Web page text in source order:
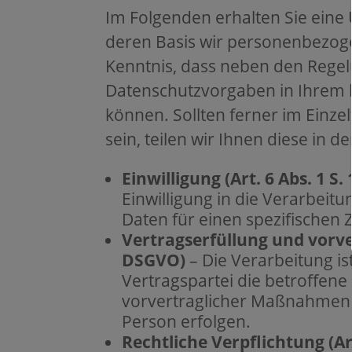
Im Folgenden erhalten Sie
deren Basis wir
Kenntnis, dass neben den
Datenschutzvorgaben in Ihrem
können. Sollten ferner im
sein, teilen wir Ihnen diese in
Einwilligung (Art. 6 Abs. 1 S.
Einwilligung in die
Daten für einen spezifischen
Vertragserfüllung und
DSGVO) – Die Verarbeitung
Vertragspartei die
vorvertraglicher
Person erfolgen.
Rechtliche Verpflichtung